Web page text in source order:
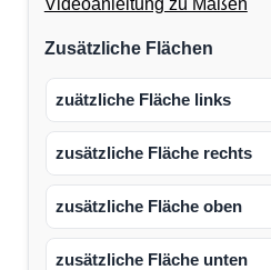
Videoanleitung zu Maßen
Zusätzliche Flächen
zuätzliche Fläche links
zusätzliche Fläche rechts
zusätzliche Fläche oben
zusätzliche Fläche unten